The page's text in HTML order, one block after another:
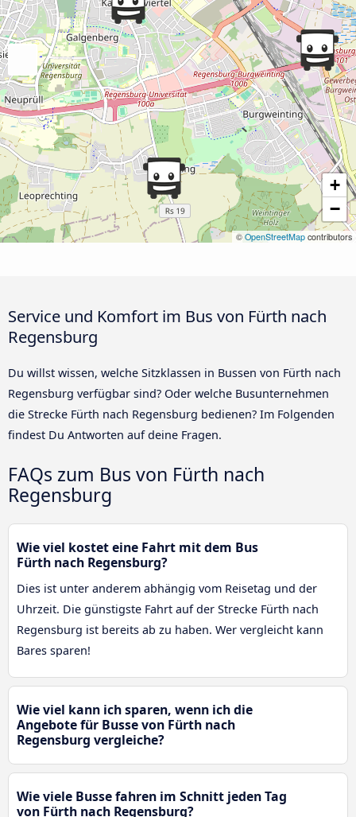
+
−
© OpenStreetMap contributors
Service und Komfort im Bus von Fürth nach
Regensburg
Du willst wissen, welche Sitzklassen in Bussen von Fürth nach
Regensburg verfügbar sind? Oder welche Busunternehmen
die Strecke Fürth nach Regensburg bedienen? Im Folgenden
findest Du Antworten auf deine Fragen.
FAQs zum Bus von Fürth nach
Regensburg
Wie viel kostet eine Fahrt mit dem Bus
Fürth nach Regensburg?
Dies ist unter anderem abhängig vom Reisetag und der
Uhrzeit. Die günstigste Fahrt auf der Strecke Fürth nach
Regensburg ist bereits ab zu haben. Wer vergleicht kann
Bares sparen!
Wie viel kann ich sparen, wenn ich die
Angebote für Busse von Fürth nach
Regensburg vergleiche?
Wie viele Busse fahren im Schnitt jeden Tag
von Fürth nach Regensburg?